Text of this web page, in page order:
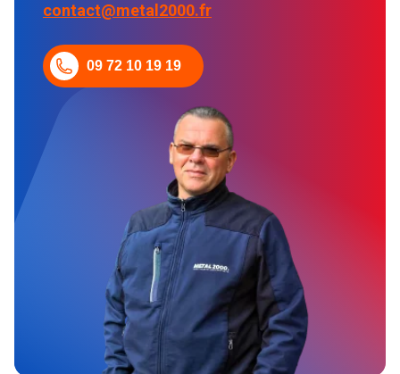
contact@metal2000.fr
09 72 10 19 19